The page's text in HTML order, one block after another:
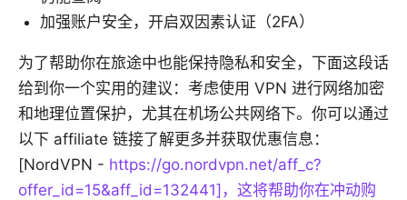
加强账户安全，开启双因素认证（2FA）
为了帮助你在旅途中也能保持隐私和安全，下面这段话
给到你一个实用的建议：考虑使用 VPN 进行网络加密
和地理位置保护，尤其在机场公共网络下。你可以通过
以下 affiliate 链接了解更多并获取优惠信息：
[NordVPN - https://go.nordvpn.net/aff_c?
offer_id=15&aff_id=132441]，这将帮助你在冲动购